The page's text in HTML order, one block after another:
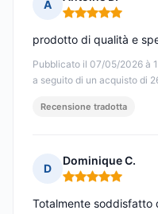
A
Nota: 5 su 5
Pubblicato il 07/05/2026 à
a seguito di un acquisto di
prodotto di qualità e
Recensione tradotta
D
Dominique C.
Nota: 5 su 5
Totalmente soddisfatto